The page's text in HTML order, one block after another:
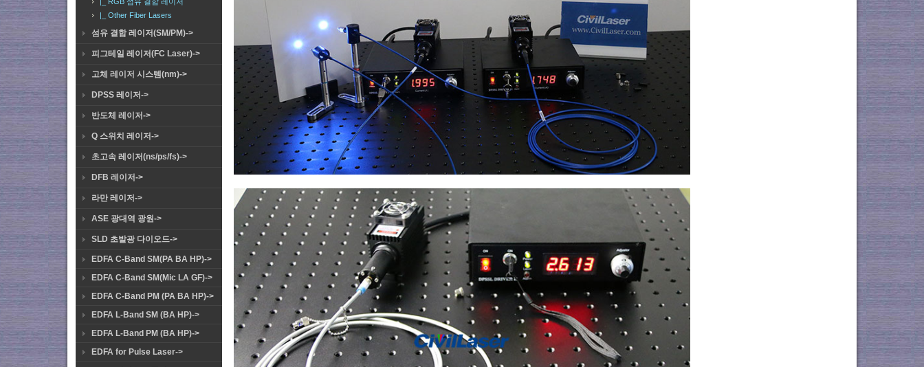
|_ Other Fiber Lasers
섬유 결합 레이저(SM/PM)->
피그테일 레이저(FC Laser)->
고체 레이저 시스템(nm)->
DPSS 레이저->
반도체 레이저->
Q 스위치 레이저->
초고속 레이저(ns/ps/fs)->
DFB 레이저->
라만 레이저->
ASE 광대역 광원->
SLD 초발광 다이오드->
EDFA C-Band SM(PA BA HP)->
EDFA C-Band SM(Mic LA GF)->
EDFA C-Band PM (PA BA HP)->
EDFA L-Band SM (BA HP)->
EDFA L-Band PM (BA HP)->
EDFA for Pulse Laser->